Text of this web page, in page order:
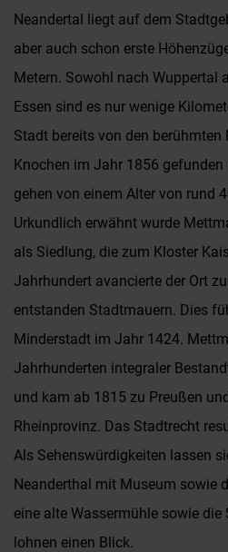
Neandertal liegt auf dem
aber auch schon erste
Metern. Sowohl nach Wuppertal
Essen sind es nur wenige
Stadt bereits von den berühmten
Knochen im Jahr 1856
gehen von einem Alter von rund
Urkundlich erwähnt wurde
als Siedlung, die zum Kloster
Jahrhundert avancierte der Ort
entstanden Stadtmauern. Dies
Minderstadt im Jahr 1424.
Jahrhunderten integraler
und kam ab 1815 zu Preußen
Rheinprovinz. Das Stadtrecht
Als Sehenswürdigkeiten lassen
Neanderthal mit Museum sowie
eine alte Wassermühle sowie die
lohnen einen Blick.